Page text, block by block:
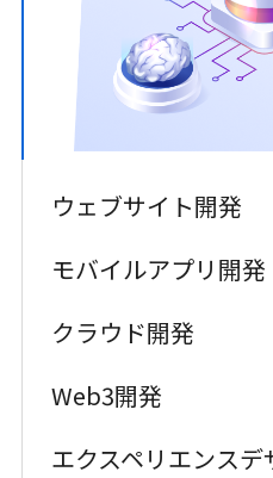
ウェブサイト開発
スタムWebシステムを構
詳しく見る
モバイルアプリ開発
イルアプリケーションを
詳しく見る
クラウド開発
により、ITインフラを最
詳しく見る
Web3開発
し、未来志向のビジネス
エクスペリエンスデ